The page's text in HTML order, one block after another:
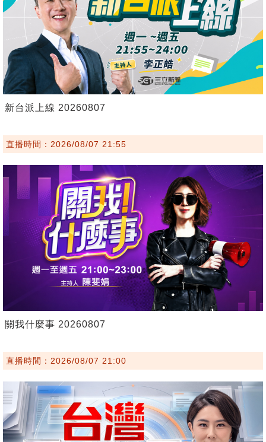
新台派上線 20260807
直播時間：2026/08/07 21:55
關我什麼事 20260807
直播時間：2026/08/07 21:00